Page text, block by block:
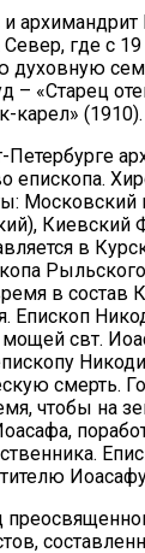
где с
духовную
– «Старец
карел» (1910).
Петербурге
епископа.
Московский
Киевский
в
в состав
Епископ
мощей свт.
смерть.
чтобы на